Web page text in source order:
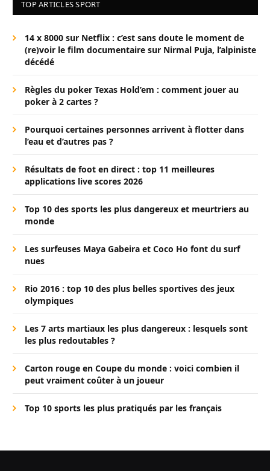
TOP ARTICLES SPORT
14 x 8000 sur Netflix : c’est sans doute le moment de
(re)voir le film documentaire sur Nirmal Puja, l’alpiniste
décédé
Règles du poker Texas Hold’em : comment jouer au
poker à 2 cartes ?
Pourquoi certaines personnes arrivent à flotter dans
l’eau et d’autres pas ?
Résultats de foot en direct : top 11 meilleures
applications live scores 2026
Top 10 des sports les plus dangereux et meurtriers au
monde
Les surfeuses Maya Gabeira et Coco Ho font du surf
nues
Rio 2016 : top 10 des plus belles sportives des jeux
olympiques
Les 7 arts martiaux les plus dangereux : lesquels sont
les plus redoutables ?
Carton rouge en Coupe du monde : voici combien il
peut vraiment coûter à un joueur
Top 10 sports les plus pratiqués par les français